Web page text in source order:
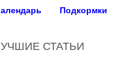
Подкормки
СТАТЬИ